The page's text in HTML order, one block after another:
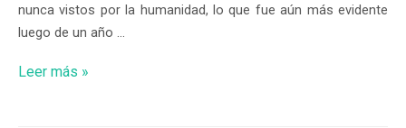
nunca vistos por la humanidad, lo que fue aún más evidente
luego de un año …
Leer más »